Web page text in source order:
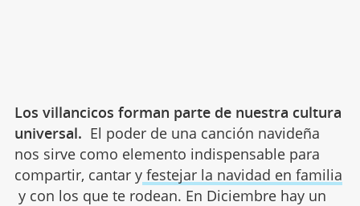
Los villancicos forman parte de nuestra cultura
universal. El poder de una canción navideña
nos sirve como elemento indispensable para
compartir, cantar yfestejar la navidad en familia
y con los que te rodean. En Diciembre hay un